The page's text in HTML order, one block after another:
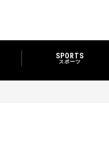
SPORTS
スポーツ